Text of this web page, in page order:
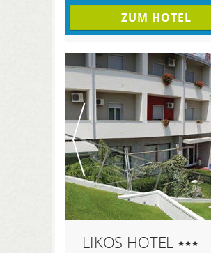
ZUM HOTEL
LIKOS HOTEL